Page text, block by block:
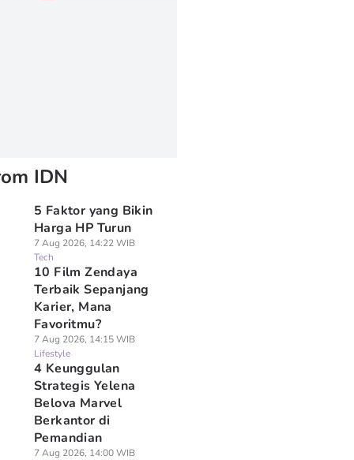
IDN
5 Faktor yang Bikin
Harga HP Turun
7 Aug 2026, 14:22 WIB
Tech
10 Film Zendaya
Terbaik Sepanjang
Karier, Mana
Favoritmu?
7 Aug 2026, 14:15 WIB
Lifestyle
4 Keunggulan
Strategis Yelena
Belova Marvel
Berkantor di
Pemandian
7 Aug 2026, 14:00 WIB